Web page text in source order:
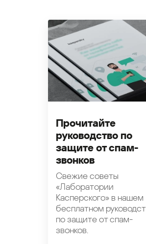
Прочитайте
руководство по
защите от спам-
звонков
Свежие советы
«Лаборатории
Касперского» в нашем
бесплатном
по защите от спам-
звонков.